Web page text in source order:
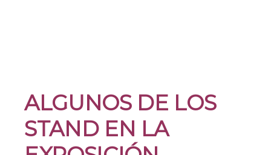
ALGUNOS DE LOS
STAND EN LA